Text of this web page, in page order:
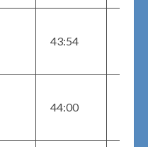
43:54
44:00